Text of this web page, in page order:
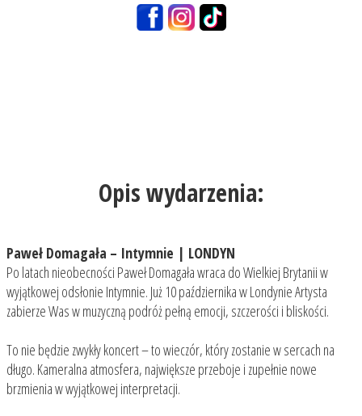
Opis wydarzenia:
Paweł Domagała – Intymnie | LONDYN
Po latach nieobecności Paweł Domagała wraca do Wielkiej Brytanii w
wyjątkowej odsłonie Intymnie. Już 10 października w Londynie Artysta
zabierze Was w muzyczną podróż pełną emocji, szczerości i bliskości.
To nie będzie zwykły koncert – to wieczór, który zostanie w sercach na
długo. Kameralna atmosfera, największe przeboje i zupełnie nowe
brzmienia w wyjątkowej interpretacji.